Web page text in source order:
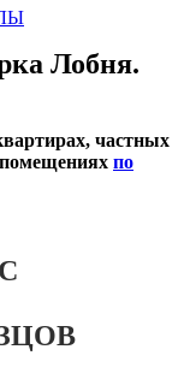
Лобня.
частных
по